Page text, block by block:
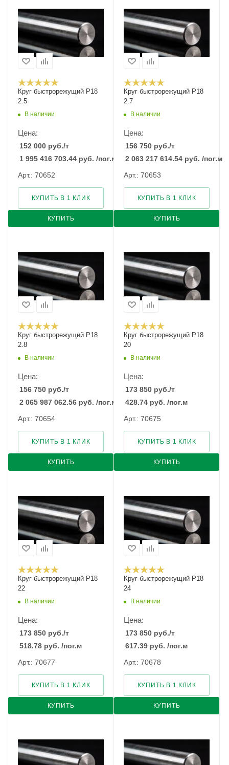
Круг быстрорежущий Р18
2.5
В наличии
Цена:
152 000 руб./т
1 995 416 703.44 руб. /пог.м
Арт.: 70652
КУПИТЬ
КУПИТЬ В 1 КЛИК
Круг быстрорежущий Р18
2.7
В наличии
Цена:
156 750 руб./т
2 063 217 614.54 руб. /пог.м
Арт.: 70653
КУПИТЬ
КУПИТЬ В 1 КЛИК
Круг быстрорежущий Р18
2.8
В наличии
Цена:
156 750 руб./т
2 065 987 062.56 руб. /пог.м
Арт.: 70654
КУПИТЬ
КУПИТЬ В 1 КЛИК
Круг быстрорежущий Р18
20
В наличии
Цена:
173 850 руб./т
428.74 руб. /пог.м
Арт.: 70675
КУПИТЬ
КУПИТЬ В 1 КЛИК
Круг быстрорежущий Р18
22
В наличии
Цена:
173 850 руб./т
518.78 руб. /пог.м
Арт.: 70677
КУПИТЬ
КУПИТЬ В 1 КЛИК
Круг быстрорежущий Р18
24
В наличии
Цена:
173 850 руб./т
617.39 руб. /пог.м
Арт.: 70678
КУПИТЬ
КУПИТЬ В 1 КЛИК